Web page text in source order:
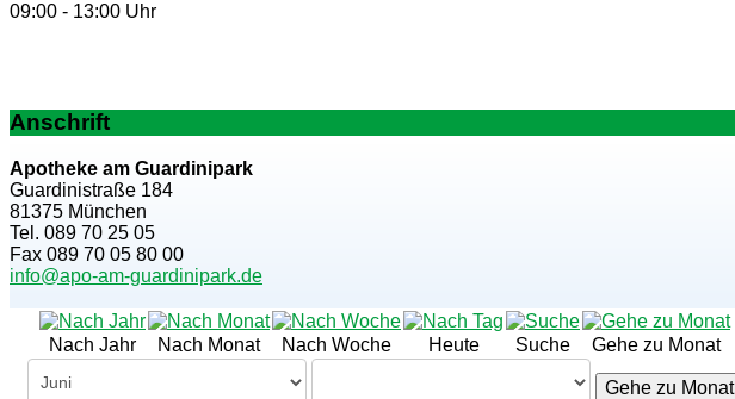
09:00 - 13:00 Uhr
Anschrift
Apotheke am Guardinipark
Guardinistraße 184
81375 München
Tel. 089 70 25 05
Fax 089 70 05 80 00
info@apo-am-guardinipark.de
Nach Jahr Nach Monat Nach Woche Heute Suche Gehe zu Monat
Gehe zu Monat